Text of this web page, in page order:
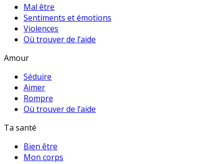
Mal être
Sentiments et émotions
Violences
Où trouver de l’aide
Amour
Séduire
Aimer
Rompre
Où trouver de l’aide
Ta santé
Bien être
Mon corps